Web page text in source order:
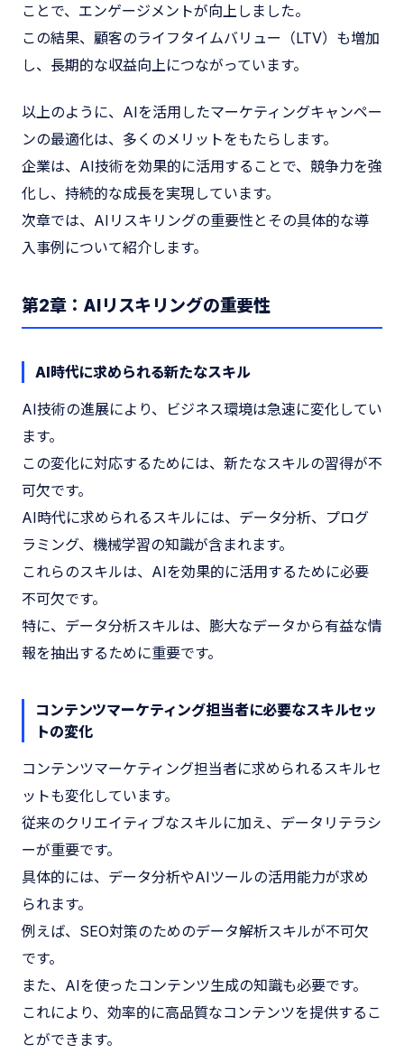
ことで、エンゲージメントが向上しました。
この結果、顧客のライフタイムバリュー（LTV）も増加
し、長期的な収益向上につながっています。
以上のように、AIを活用したマーケティングキャンペー
ンの最適化は、多くのメリットをもたらします。
企業は、AI技術を効果的に活用することで、競争力を強
化し、持続的な成長を実現しています。
次章では、AIリスキリングの重要性とその具体的な導
入事例について紹介します。
第2章：AIリスキリングの重要性
AI時代に求められる新たなスキル
AI技術の進展により、ビジネス環境は急速に変化してい
ます。
この変化に対応するためには、新たなスキルの習得が不
可欠です。
AI時代に求められるスキルには、データ分析、プログ
ラミング、機械学習の知識が含まれます。
これらのスキルは、AIを効果的に活用するために必要
不可欠です。
特に、データ分析スキルは、膨大なデータから有益な情
報を抽出するために重要です。
コンテンツマーケティング担当者に必要なスキルセッ
トの変化
コンテンツマーケティング担当者に求められるスキルセ
ットも変化しています。
従来のクリエイティブなスキルに加え、データリテラシ
ーが重要です。
具体的には、データ分析やAIツールの活用能力が求め
られます。
例えば、SEO対策のためのデータ解析スキルが不可欠
です。
また、AIを使ったコンテンツ生成の知識も必要です。
これにより、効率的に高品質なコンテンツを提供するこ
とができます。